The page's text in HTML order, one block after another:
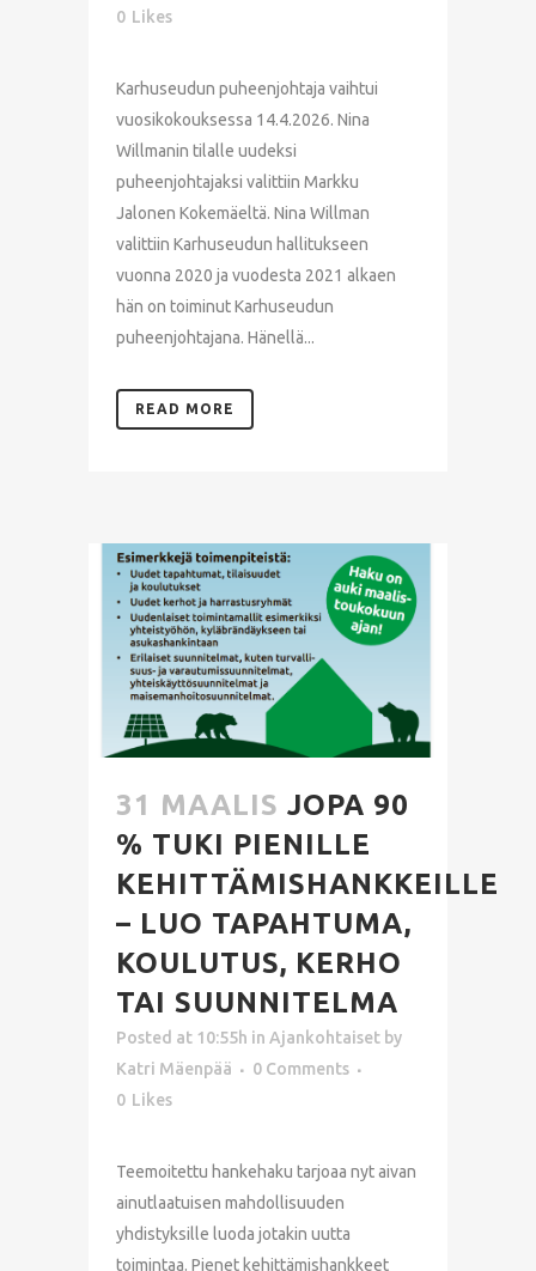
0 Likes
Karhuseudun puheenjohtaja vaihtui
vuosikokouksessa 14.4.2026. Nina
Willmanin tilalle uudeksi
puheenjohtajaksi valittiin Markku
Jalonen Kokemäeltä. Nina Willman
valittiin Karhuseudun hallitukseen
vuonna 2020 ja vuodesta 2021 alkaen
hän on toiminut Karhuseudun
puheenjohtajana. Hänellä...
READ MORE
31 MAALIS JOPA 90
% TUKI PIENILLE
KEHITTÄMISHANKKEILLE
– LUO TAPAHTUMA,
KOULUTUS, KERHO
TAI SUUNNITELMA
Posted at 10:55h in Ajankohtaiset by
Katri Mäenpää
0 Comments
0 Likes
Teemoitettu hankehaku tarjoaa nyt aivan
ainutlaatuisen mahdollisuuden
yhdistyksille luoda jotakin uutta
toimintaa. Pienet kehittämishankkeet